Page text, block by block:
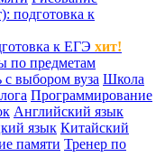
подготовка к
к ЕГЭ хит!
по предметам
выбором вуза Школа
Программирование
Английский язык
язык Китайский
памяти Тренер по